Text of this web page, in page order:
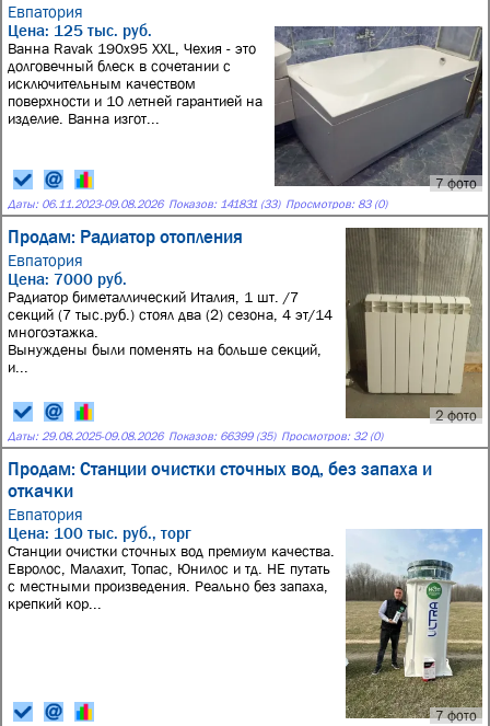
Евпатория
7 фото
Цена: 125 тыс. руб.
Ванна Ravak 190x95 XXL, Чехия - это
долговечный блеск в сочетании с
исключительным качеством
поверхности и 10 летней гарантией на
изделие. Ванна изгот...
Даты: 06.11.2023-09.08.2026 Показов: 141831 (33) Просмотров: 83 (0)
Продам: Радиатор отопления
Евпатория
2 фото
Цена: 7000 руб.
Радиатор биметаллический Италия, 1 шт. /7
секций (7 тыс.руб.) стоял два (2) сезона, 4 эт/14
многоэтажка.
Вынуждены были поменять на больше секций,
и...
Даты: 29.08.2025-09.08.2026 Показов: 66399 (35) Просмотров: 32 (0)
Продам: Станции очистки сточных вод, без запаха и
откачки
Евпатория
7 фото
Цена: 100 тыс. руб., торг
Станции очистки сточных вод премиум качества.
Евролос, Малахит, Топас, Юнилос и тд. НЕ путать
с местными произведения. Реально без запаха,
крепкий кор...